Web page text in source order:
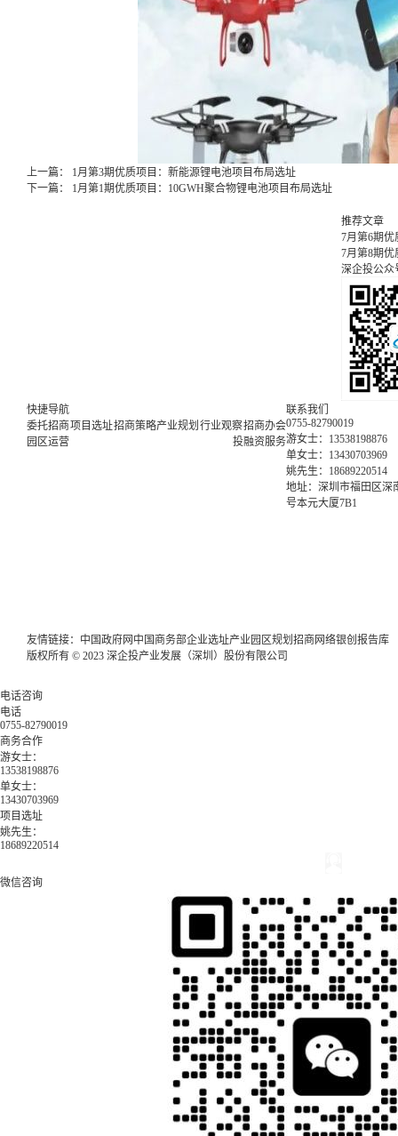
上一篇： 1月第3期优质项目：新能源锂电池项目布局选址
下一篇： 1月第1期优质项目：10GWH聚合物锂电池项目布局选址
推荐文章
7月第6期
7月第8期
深企投公众
快捷导航
委托招商项目选址招商策略产业规划 行业观察招商办会
园区运营
投融资服务
联系我们
0755-82790019
游女士：13538198876
单女士：13430703969
姚先生：18689220514
地址：深圳市福田区深
号本元大厦7B1
友情链接： 中国政府网 中国商务部企业选址产业园区规划 招商网络银创报告库
版权所有 © 2023 深企投产业发展（深圳）股份有限公司
电话咨询
电话
0755-82790019
商务合作
游女士：
13538198876
单女士：
13430703969
项目选址
姚先生：
18689220514
微信咨询